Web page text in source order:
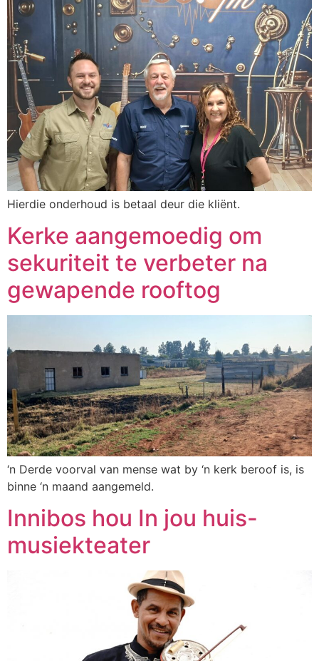
Hierdie onderhoud is betaal deur die kliënt.
Kerke aangemoedig om
sekuriteit te verbeter na
gewapende rooftog
‘n Derde voorval van mense wat by ‘n kerk beroof is, is
binne ‘n maand aangemeld.
Innibos hou In jou huis-
musiekteater